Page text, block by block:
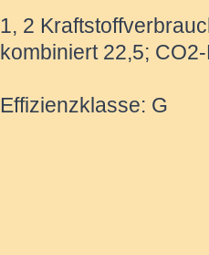
1, 2
kombiniert 22,5;
Effizienzklasse: G